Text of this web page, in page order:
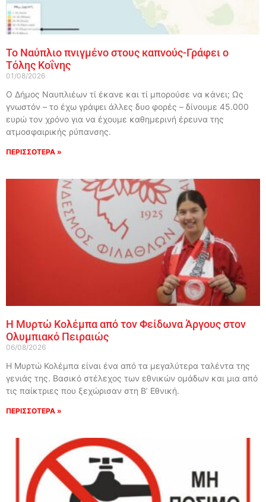
Το Ναύπλιο πνιγμένο στους καπνούς-Γράφει ο
Τόλης Κοΐνης
01/08/2026
Ο Δήμος Ναυπλιέων τί έκανε και τί μπορούσε να κάνει; Ως
γνωστόν – το έχω γράψει άλλες δυο φορές – δίνουμε 45.000
ευρώ τον χρόνο για να έχουμε καθημερινή έρευνα της
ατμοσφαιρικής ρύπανσης.
ΠΕΡΙΣΣΟΤΕΡΑ »
Η Μυρτώ Κολέμπα από τον Φείδωνα Άργους στον
Ολυμπιακό Πειραιώς
06/08/2026
Η Μυρτώ Κολέμπα είναι ένα από τα μεγαλύτερα ταλέντα της
γενιάς της. Βασικό στέλεχος των εθνικών ομάδων και μια από
τις παίκτριες που ξεχώρισαν στη Β’ Εθνική.
ΠΕΡΙΣΣΟΤΕΡΑ »